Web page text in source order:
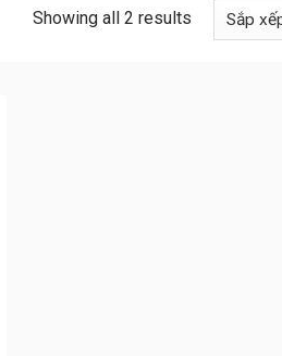
Showing all 2 results